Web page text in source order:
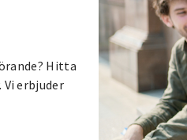
Hitta
Vi erbjuder